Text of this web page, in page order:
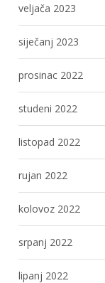
veljača 2023
siječanj 2023
prosinac 2022
studeni 2022
listopad 2022
rujan 2022
kolovoz 2022
srpanj 2022
lipanj 2022